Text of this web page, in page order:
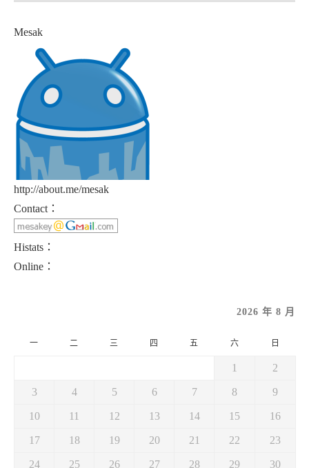
Mesak
http://about.me/mesak
Contact：
Histats：
Online：
2026 年 8 月
一 二 三 四 五 六 日
1 2
3 4 5 6 7 8 9
10 11 12 13 14 15 16
17 18 19 20 21 22 23
24 25 26 27 28 29 30